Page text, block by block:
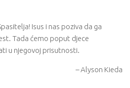
Isus i nas poziva da ga
Tada ćemo poput djece
​​u njegovoj prisutnosti.
– Alyson Kieda